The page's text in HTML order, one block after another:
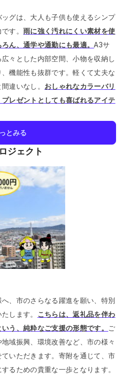
グは、大人も子供も使えるシンプ
す。 雨に強く汚れにくい素材を使
ん、通学や通勤にも最適。A3サ
々とした内部空間、小物を収納し
機能性も抜群です。軽くて丈夫な
違いなし。 おしゃれなカラーバリ
レゼントとしても喜ばれるアイテ
とみる
ジェクト
、市のさらなる躍進を願い、特別
します。 こちらは、返礼品を伴わ
う、純粋なご支援の形態です。
ご
域振興、環境改善など、市の様々
いただきます。 寄附を通じて、市
るための貴重な一歩となります。